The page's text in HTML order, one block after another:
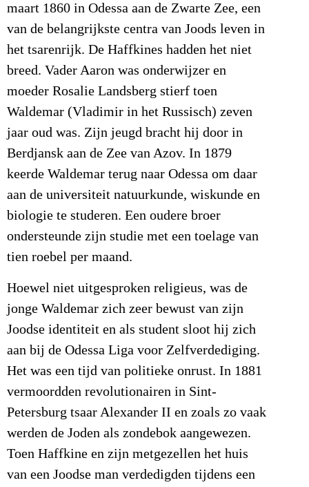
maart 1860 in Odessa aan de Zwarte Zee, een
van de belangrijkste centra van Joods leven in
het tsarenrijk. De Haffkines hadden het niet
breed. Vader Aaron was onderwijzer en
moeder Rosalie Landsberg stierf toen
Waldemar (Vladimir in het Russisch) zeven
jaar oud was. Zijn jeugd bracht hij door in
Berdjansk aan de Zee van Azov. In 1879
keerde Waldemar terug naar Odessa om daar
aan de universiteit natuurkunde, wiskunde en
biologie te studeren. Een oudere broer
ondersteunde zijn studie met een toelage van
tien roebel per maand.
Hoewel niet uitgesproken religieus, was de
jonge Waldemar zich zeer bewust van zijn
Joodse identiteit en als student sloot hij zich
aan bij de Odessa Liga voor Zelfverdediging.
Het was een tijd van politieke onrust. In 1881
vermoordden revolutionairen in Sint-
Petersburg tsaar Alexander II en zoals zo vaak
werden de Joden als zondebok aangewezen.
Toen Haffkine en zijn metgezellen het huis
van een Joodse man verdedigden tijdens een